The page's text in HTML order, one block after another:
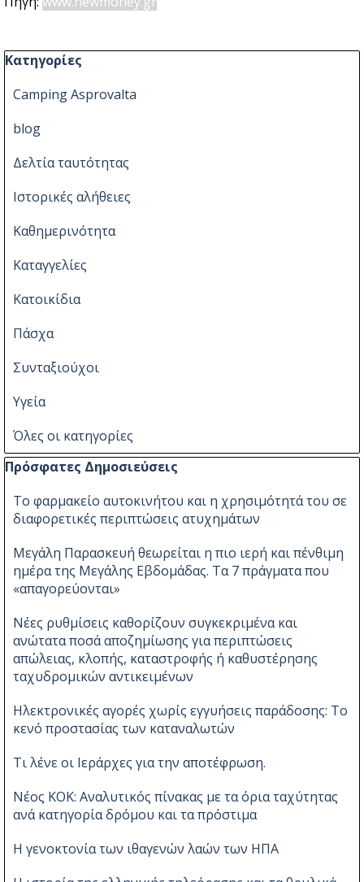
Παράλειψη μπλόκ Κατηγορίες
Κατηγορίες
Camping Asprovalta
blog
Δελτία ταυτότητας
Ιστορικές αλήθειες
Καθημερινότητα
Καταγγελίες
Κατοικίδια
Πάσχα
Συνταξιούχοι
Υγεία
Όλες οι κατηγορίες
Παράλειψη μπλόκ Πρόσφατες Δημοσιεύσεις
Πρόσφατες Δημοσιεύσεις
Το φαρμακείο αυτοκινήτου και η χρησιμότητά του σε
διαφορετικές περιπτώσεις ατυχημάτων
Μεγάλη Παρασκευή θεωρείται η πιο ιερή και πένθιμη
ημέρα της Μεγάλης Εβδομάδας. Τα 7 πράγματα που
«απαγορεύονται»
Νέες ρυθμίσεις καθορίζουν συγκεκριμένα και
ανώτατα ποσά αποζημίωσης για περιπτώσεις
απώλειας, κλοπής, καταστροφής ή καθυστέρησης
ταχυδρομικών αντικειμένων
Ηλεκτρονικές αγορές χωρίς εγγυήσεις παράδοσης: Το
κενό προστασίας των καταναλωτών
Τι λένε οι Ιεράρχες για την αποτέφρωση.
Νέος ΚΟΚ: Αναλυτικός πίνακας με τα όρια ταχύτητας
ανά κατηγορία δρόμου και τα πρόστιμα
Η γενοκτονία των ιθαγενών λαών των ΗΠΑ